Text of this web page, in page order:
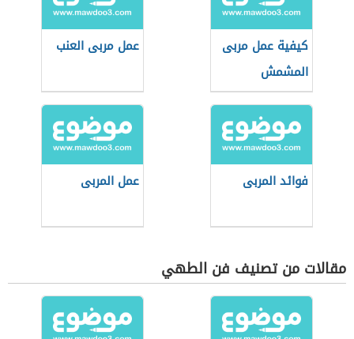
كيفية عمل مربى
المشمش
عمل مربى العنب
فوائد المربى عمل المربى
مقالات من تصنيف فن الطهي